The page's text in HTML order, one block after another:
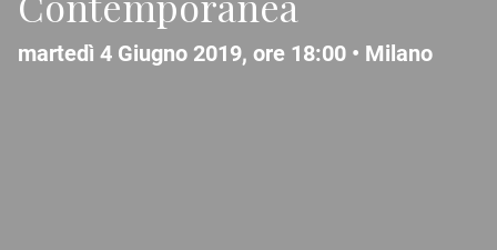
martedì 4 Giugno 2019, ore 18:00 • Milano